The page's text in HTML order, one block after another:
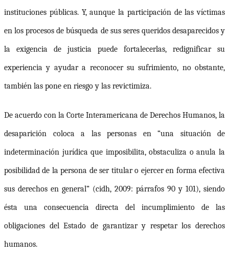
instituciones públicas. Y, aunque la participación de las víctimas
en los procesos de búsqueda de sus seres queridos desaparecidos y
la exigencia de justicia puede fortalecerlas, redignificar su
experiencia y ayudar a reconocer su sufrimiento, no obstante,
también las pone en riesgo y las revictimiza.
De acuerdo con la Corte Interamericana de Derechos Humanos, la
desaparición coloca a las personas en “una situación de
indeterminación jurídica que imposibilita, obstaculiza o anula la
posibilidad de la persona de ser titular o ejercer en forma efectiva
sus derechos en general” (cidh, 2009: párrafos 90 y 101), siendo
ésta una consecuencia directa del incumplimiento de las
obligaciones del Estado de garantizar y respetar los derechos
humanos.